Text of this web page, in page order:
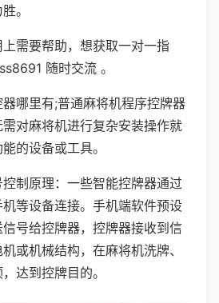
。
需要帮助，想获取一对一指
随时交流 。
哪里有;普通麻将机程序控牌器
对麻将机进行复杂安装操作就
的设备或工具。
制原理：一些智能控牌器通过
等设备连接。手机端软件预设
号给控牌器，控牌器接收到信
或机械结构，在麻将机洗牌、
达到控牌目的。